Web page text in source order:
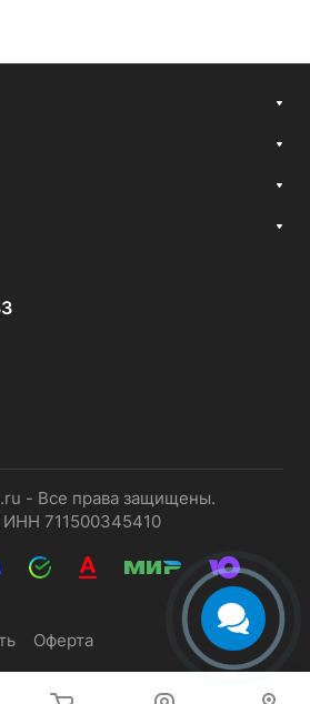
- Все права защищены.
711500345410
Оферта